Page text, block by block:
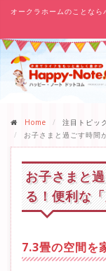
オークラホームのことなら
Home
注目トピッ
お子さまと過ごす時間
お子さまと
る！便利な
7.3畳の空間を